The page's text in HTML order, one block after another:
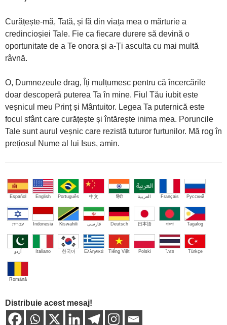
Curățește-mă, Tată, și fă din viața mea o mărturie a
credincioșiei Tale. Fie ca fiecare durere să devină o
oportunitate de a Te onora și a-Ți asculta cu mai multă
râvnă.
O, Dumnezeule drag, Îți mulțumesc pentru că încercările
doar descoperă puterea Ta în mine. Fiul Tău iubit este
veșnicul meu Prinț și Mântuitor. Legea Ta puternică este
focul sfânt care curățește și întărește inima mea. Poruncile
Tale sunt aurul veșnic care rezistă tuturor furtunilor. Mă rog în
prețiosul Nume al lui Isus, amin.
Español English Português 中文 हिंदी العربية Français Русский
עברית Indonesia Kiswahili فارسی Deutsch 日本語 বাংলা Tagalog
اُردو Italiano 한국어 Ελληνικά Tiếng Việt Polski ไทย Türkçe
Română
Distribuie acest mesaj!